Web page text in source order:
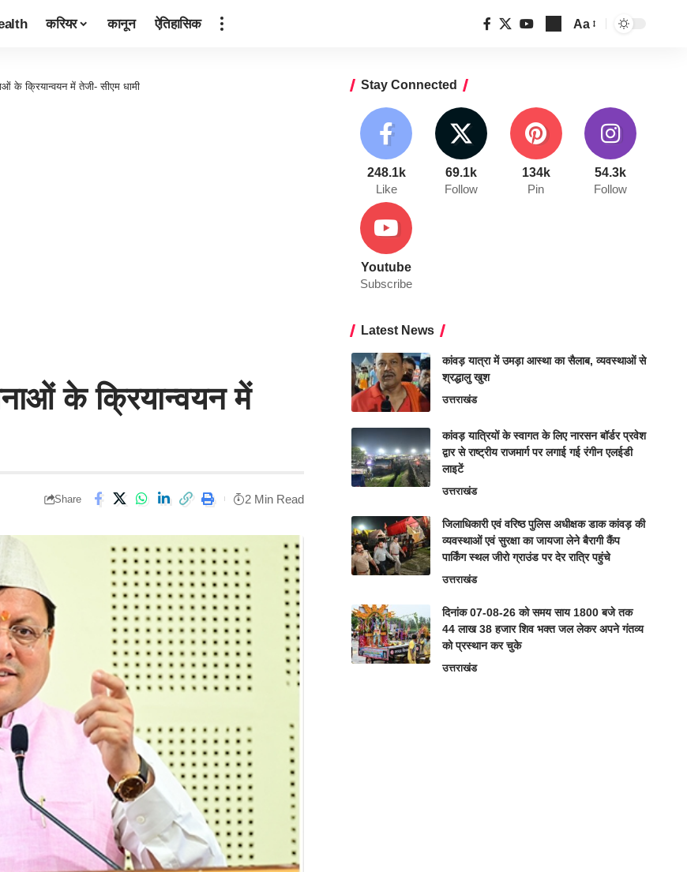
करियर कानून ऐतिहासिक Aa
के क्रियान्वयन में तेजी- सीएम धामी
के क्रियान्वयन में
Share 2 Min Read
Stay Connected
248.1k
Like
69.1k
Follow
134k
Pin
54.3k
Follow
Youtube
Subscribe
Latest News
कांवड़ यात्रा में उमड़ा आस्था का सैलाब, व्यवस्थाओं से
श्रद्धालु खुश
उत्तराखंड
कांवड़ यात्रियों के स्वागत के लिए नारसन बॉर्डर प्रवेश
द्वार से राष्ट्रीय राजमार्ग पर लगाई गई रंगीन एलईडी
लाइटें
उत्तराखंड
जिलाधिकारी एवं वरिष्ठ पुलिस अधीक्षक डाक कांवड़ की
व्यवस्थाओं एवं सुरक्षा का जायजा लेने बैरागी कैंप
पार्किंग स्थल जीरो ग्राउंड पर देर रात्रि पहुंचे
उत्तराखंड
दिनांक 07-08-26 को समय साय 1800 बजे तक
44 लाख 38 हजार शिव भक्त जल लेकर अपने गंतव्य
को प्रस्थान कर चुके
उत्तराखंड